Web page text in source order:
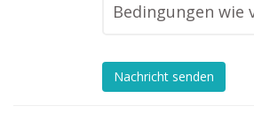
Bedingungen wie
Nachricht senden